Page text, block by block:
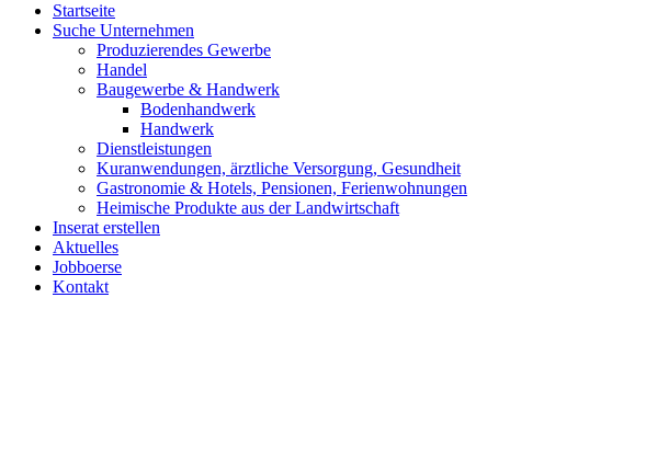
Startseite
Suche Unternehmen
Produzierendes Gewerbe
Handel
Baugewerbe & Handwerk
Bodenhandwerk
Handwerk
Dienstleistungen
Kuranwendungen, ärztliche Versorgung, Gesundheit
Gastronomie & Hotels, Pensionen, Ferienwohnungen
Heimische Produkte aus der Landwirtschaft
Inserat erstellen
Aktuelles
Jobboerse
Kontakt